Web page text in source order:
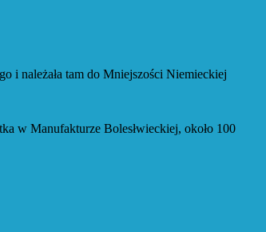
tam do Mniejszości Niemieckiej
Bolesłwieckiej, około 100